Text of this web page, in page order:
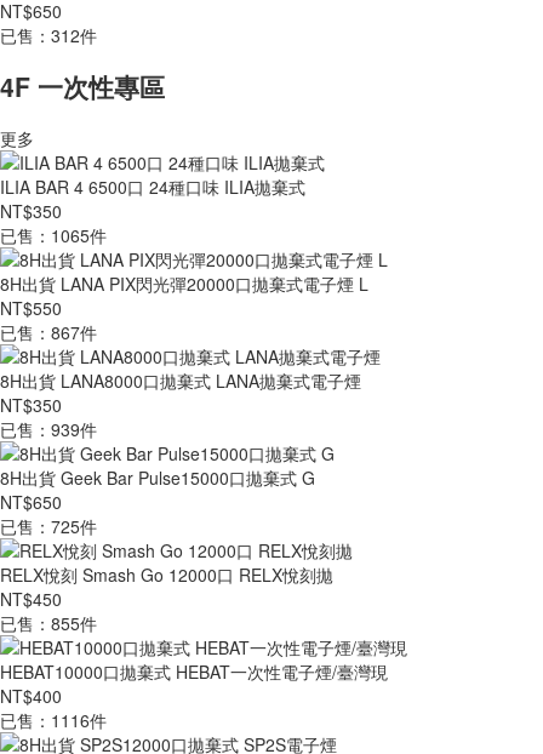
NT$650
已售：312件
4F 一次性專區
更多
ILIA BAR 4 6500口 24種口味 ILIA拋棄式
NT$350
已售：1065件
8H出貨 LANA PIX閃光彈20000口拋棄式電子煙 L
NT$550
已售：867件
8H出貨 LANA8000口拋棄式 LANA拋棄式電子煙
NT$350
已售：939件
8H出貨 Geek Bar Pulse15000口拋棄式 G
NT$650
已售：725件
RELX悅刻 Smash Go 12000口 RELX悅刻拋
NT$450
已售：855件
HEBAT10000口拋棄式 HEBAT一次性電子煙/臺灣現
NT$400
已售：1116件